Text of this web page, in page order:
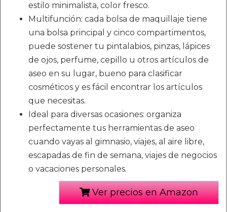
estilo minimalista, color fresco.
Multifunción: cada bolsa de maquillaje tiene
una bolsa principal y cinco compartimentos,
puede sostener tu pintalabios, pinzas, lápices
de ojos, perfume, cepillo u otros artículos de
aseo en su lugar, bueno para clasificar
cosméticos y es fácil encontrar los artículos
que necesitas.
Ideal para diversas ocasiones: organiza
perfectamente tus herramientas de aseo
cuando vayas al gimnasio, viajes, al aire libre,
escapadas de fin de semana, viajes de negocios
o vacaciones personales.
Ver precios en Amazon